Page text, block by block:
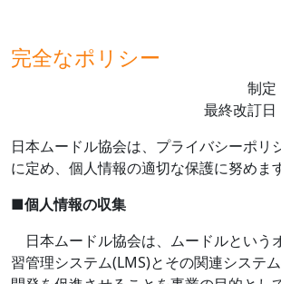
完全なポリシー
制定
最終改訂日
日本ムードル協会は、プライバシーポリ
に定め、個人情報の適切な保護に努めます
■個人情報の収集
日本ムードル協会は、ムードルという
習管理システム(LMS)とその関連システ